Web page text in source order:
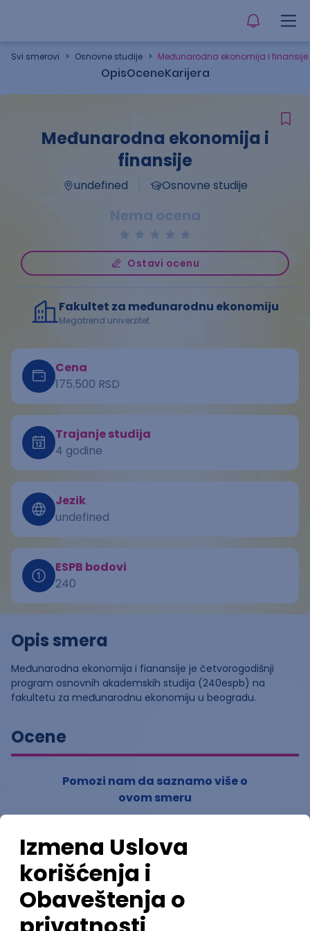
Svi smerovi > Osnovne studije > Međunarodna ekonomija i finansije
OpisOceneKarijera
Međunarodna ekonomija i
finansije
undefined Osnovne studije
Nema ocena
Ostavi ocenu
Fakultet za međunarodnu ekonomiju
Megatrend univerzitet
Cena
175.500 RSD
Trajanje studija
4 godine
Jezik
undefined
ESPB bodovi
240
Opis smera
Međunarodna ekonomija i fianansije je četvorogodišnji
program osnovnih akademskih studija (240espb) na
fakultetu za međunarodnu ekonomiju u beogradu.
Ocene
Pomozi nam da saznamo više o
ovom smeru
(0ocena)
Ostavi ocenu
Nastavni kadar